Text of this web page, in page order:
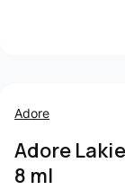
Adore
Adore
8 ml